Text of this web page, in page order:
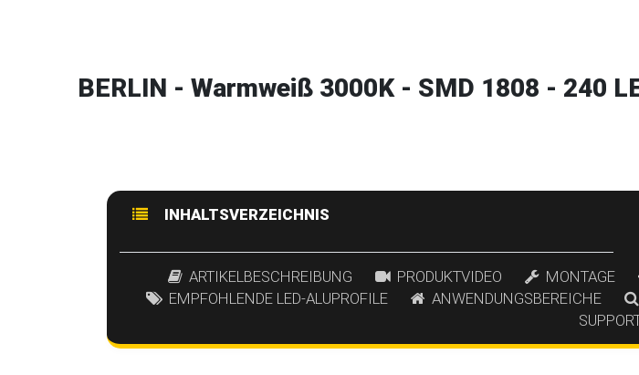
BERLIN - Warmweiß 3000K - SMD 1808 - 240
INHALTSVERZEICHNIS
ARTIKELBESCHREIBUNG PRODUKTVIDEO MONTAGE
EMPFOHLENDE LED-ALUPROFILE
ANWENDUNGSBEREICHE